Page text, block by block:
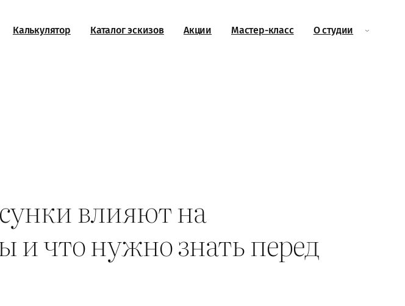
Калькулятор Каталог эскизов Акции Мастер-класс О студии
влияют на
и что нужно знать перед